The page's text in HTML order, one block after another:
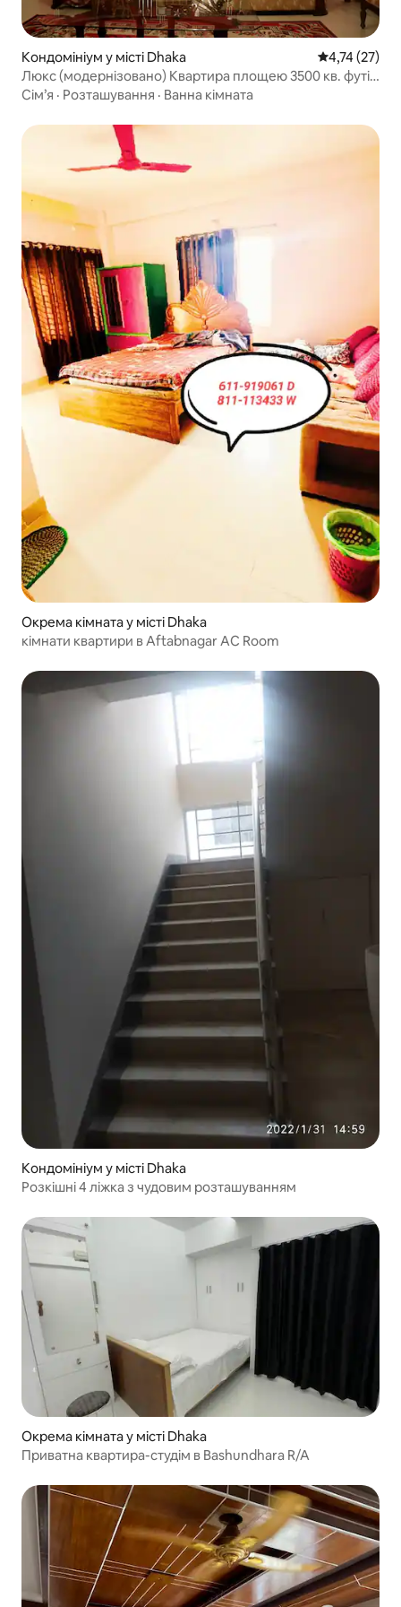
Кондомініум у місті Dhaka Середня
4,74 (27)
Люкс (модернізовано) Квартира площею 3500 кв. футів
поруч із озером Дханмонди
Сім’я · Розташування · Ванна кімната
Окрема кімната у місті Dhaka
кімнати квартири в Aftabnagar AC Room
Кондомініум у місті Dhaka
Розкішні 4 ліжка з чудовим розташуванням
Окрема кімната у місті Dhaka
Приватна квартира-студім в Bashundhara R/A